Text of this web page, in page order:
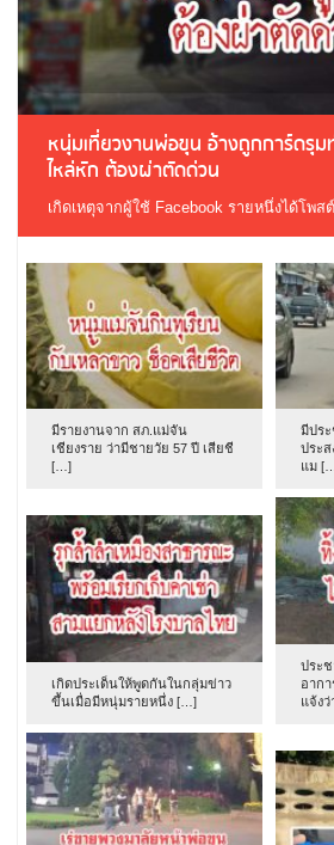
หนุ่มเที่ยวงานพ่อขุน อ้างถูกการ์ดรุ
ไหล่หัก ต้องผ่าตัดด่วน
เกิดเหตุจากผู้ใช้ Facebook รายหนึ่งได้โพ
มีรายงานจาก สภ.แม่จัน
เชียงราย ว่ามีชายวัย 57 ปี เสียชี
[…]
มีปร
ประ
แม
เกิดประเด็นให้พูดกันในกลุ่มข่าว
ขึ้นเมื่อมีหนุ่มรายหนึ่ง […]
ประ
อาก
แจ้ง